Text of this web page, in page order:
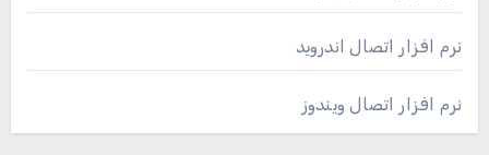
نرم افزار اتصال اندروید
نرم افزار اتصال ویندوز